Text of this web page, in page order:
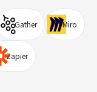
Gather Miro
Zapier